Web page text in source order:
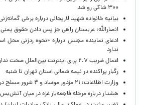
۳۰۰ شاکی رو شد
بیانیه خانواده شهید لاریجانی درباره برخی
انصارالله: عربستان راهی جز پس دادن حقوق
ادعای نماینده مجلس درباره «نحوه ردزنی محل
ندارد
اعمال ضریب ۲.۷ برای اینترنت بین‌الملل صحت ندارد
رگبار پراکنده در نیمه شمالی استان تهران تا شنبه
وزارت اطلاعات: ۲۱ مزدور موساد و ۴ شرور مسلح در کرمان بازداشت شدند
هشدار درباره مرحله فاجعه‌بار غزه در میان